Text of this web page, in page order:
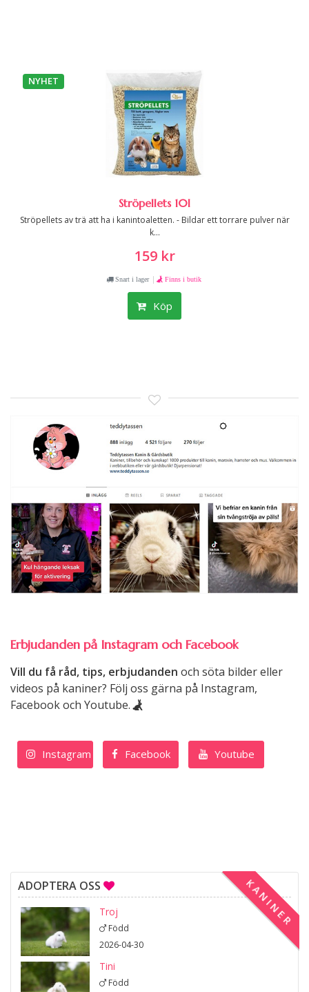
NYHET
Ströpellets 10l
Ströpellets av trä att ha i kanintoaletten. - Bildar ett torrare pulver när
k...
159 kr
Snart i lager | Finns i butik
Köp
Erbjudanden på Instagram och Facebook
Vill du få råd, tips, erbjudanden och söta bilder eller
videos på kaniner? Följ oss gärna på Instagram,
Facebook och Youtube.
Instagram Facebook Youtube
KANINER
ADOPTERA OSS
Troj
Född
2026-04-30
Tini
Född